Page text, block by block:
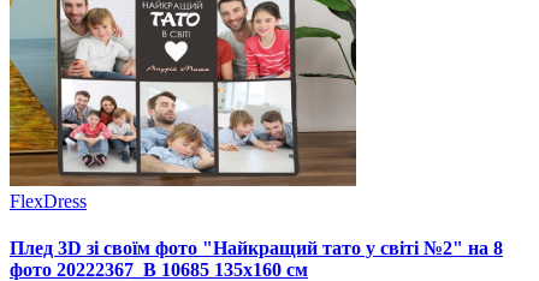
FlexDress
Плед 3D зі своїм фото "Найкращий тато у світі №2" на 8
фото 20222367_B 10685 135х160 см